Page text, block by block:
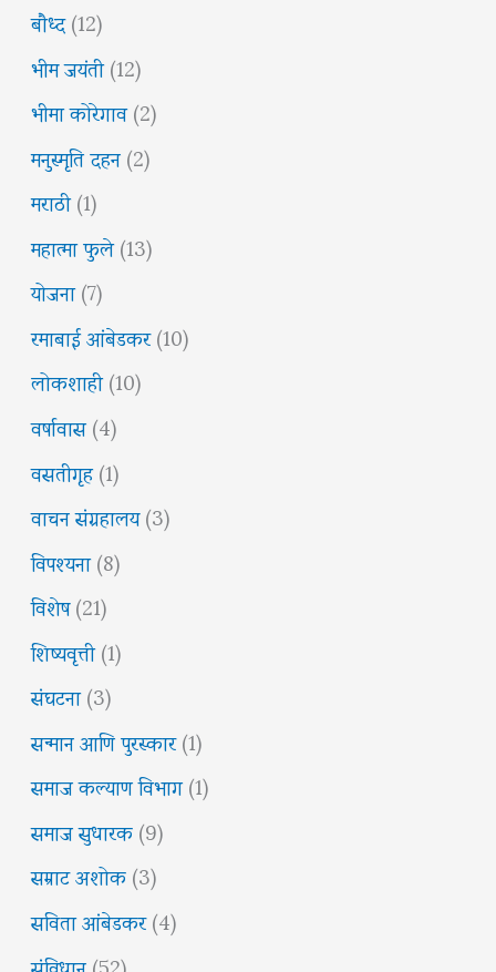
बौध्द(12)
भीम जयंती(12)
भीमा कोरेगाव(2)
मनुस्मृति दहन(2)
मराठी(1)
महात्मा फुले(13)
योजना(7)
रमाबाई आंबेडकर(10)
लोकशाही(10)
वर्षावास(4)
वसतीगृह(1)
वाचन संग्रहालय(3)
विपश्यना(8)
विशेष(21)
शिष्यवृत्ती(1)
संघटना(3)
सन्मान आणि पुरस्कार(1)
समाज कल्याण विभाग(1)
समाज सुधारक(9)
सम्राट अशोक(3)
सविता आंबेडकर(4)